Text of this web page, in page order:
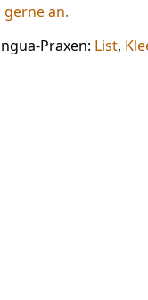
gerne an.
Praxen: List,